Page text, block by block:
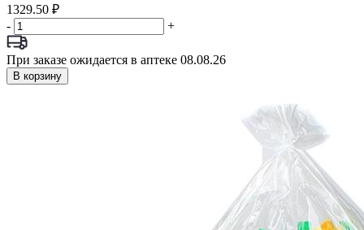
1329.50 ₽
-
+
При заказе ожидается в аптеке 08.08.26
В корзину